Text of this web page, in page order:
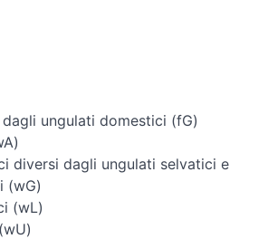
ungulati domestici (fG)
diversi dagli ungulati selvatici e
(wG)
(wL)